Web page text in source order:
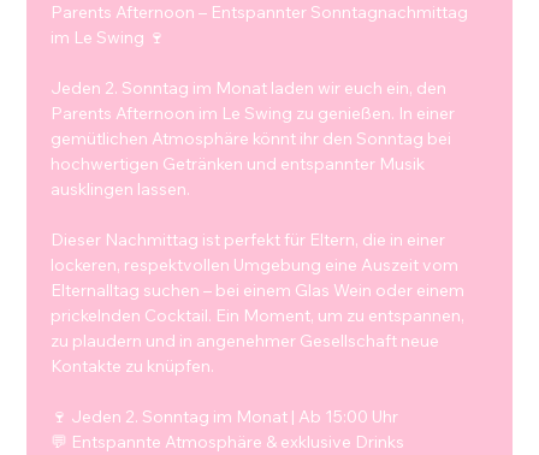
Parents Afternoon – Entspannter Sonntagnachmittag
im Le Swing 🍷
Jeden 2. Sonntag im Monat laden wir euch ein, den
Parents Afternoon im Le Swing zu genießen. In einer
gemütlichen Atmosphäre könnt ihr den Sonntag bei
hochwertigen Getränken und entspannter Musik
ausklingen lassen.
Dieser Nachmittag ist perfekt für Eltern, die in einer
lockeren, respektvollen Umgebung eine Auszeit vom
Elternalltag suchen – bei einem Glas Wein oder einem
prickelnden Cocktail. Ein Moment, um zu entspannen,
zu plaudern und in angenehmer Gesellschaft neue
Kontakte zu knüpfen.
🍷 Jeden 2. Sonntag im Monat | Ab 15:00 Uhr
💬 Entspannte Atmosphäre & exklusive Drinks